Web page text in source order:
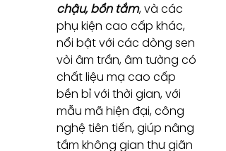
chậu, bồn tắm, và các
phụ kiện cao cấp khác,
nổi bật với các dòng sen
vòi âm trần, âm tường có
chất liệu mạ cao cấp
bền bỉ với thời gian, với
mẫu mã hiện đại, công
nghệ tiên tiến, giúp nâng
tầm không gian thư giãn